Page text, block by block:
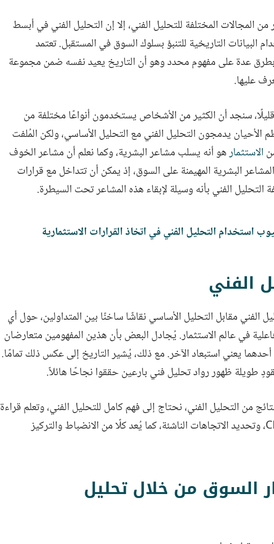
المجالات المختلفة للتحليل الفني، إلا إن التحليل الفني في أبسط
البيانات التاريخية للتنبؤ بسلوك السوق في المستقبل. تعتمد
بطرق عدة على مفهوم محدد وهو أن التاريخ يعيد نفسه ضمن مجموعة
عليها.
سنجد أن الكثير من الأشخاص يستخدمون أنواعًا مختلفة من
الأحيان يدمجون التحليل الفني مع التحليل الأساسي، ولكن المُلفت
الاستثمارهو أنه يسلب مشاعر البشرية، وكما نعلم أن مشاعر الخوف
البشرية المهيمنة على السوق، إذ يمكن أن تتداخل مع قرارات
التحليل الفني بأنه وسيلة لإبقاء هذه المشاعر تحت السيطرة.
استخدام التحليل الفني في اتخاذ القرارات الاستثمارية
الفني
الفني مقابل التحليل الأساسي نقاشًا ساخنًا بين المتداولين، حول أي
في عالم الاستثمار. يُجادل البعض بأن هذين المفهومين متعارضان
أحدهما يعني استبعاد الآخر. مع ذلك، يُشير التاريخ إلى عكس ذلك تمامًا.
طويلة ظهور رواد تحليل فني بارعين حققوا نجاحًا هائلاً.
من التحليل الفني، نحتاج إلى فهم كامل للتحليل الفني، وتعلم قراءة
الرسوم البيانية Charts، وتحديد الاتجاهات الناشئة، كما يُعد كلًا من الانضباط والتركيز
السوق من خلال تحليل